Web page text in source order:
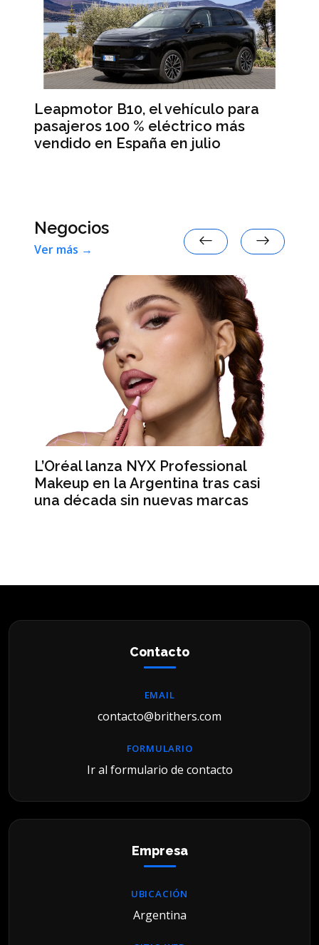
Leapmotor B10, el vehículo para
pasajeros 100 % eléctrico más
vendido en España en julio
Negocios
Ver más →
L’Oréal lanza NYX Professional
Makeup en la Argentina tras casi
una década sin nuevas marcas
Contacto
EMAIL
contacto@brithers.com
FORMULARIO
Ir al formulario de contacto
Empresa
UBICACIÓN
Argentina